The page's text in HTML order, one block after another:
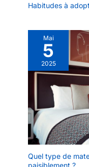
Habitudes à
Mai
5
2025
Quel type de